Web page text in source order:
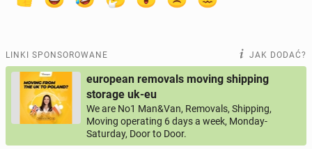
LINKI SPONSOROWANE JAK DODAĆ?
european removals moving shipping
storage uk-eu
We are No1 Man&Van, Removals, Shipping,
Moving operating 6 days a week, Monday-
Saturday, Door to Door.